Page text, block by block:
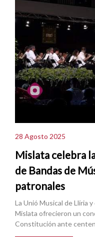
28 Agosto 2025
Mislata celebra
de Bandas de
patronales
La Unió Musical de Llíria
Mislata ofrecieron un
Constitución ante